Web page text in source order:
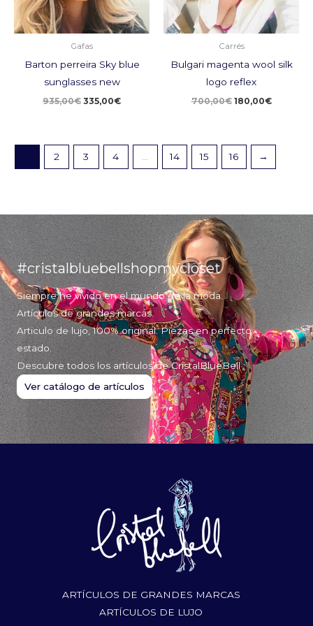
Gafas
Barton perreira Sky blue
sunglasses new
935,00€ 335,00€
Carrés
Bulgari magenta wool silk
logo reflex
700,00€ 180,00€
2 3 4 14 15 16 →
#cristalbluebellshopmycloset
Siempre he vivido en el mundo de la moda.
Artículos de grandes marcas.
Articulo de lujo, 100% original. Piezas en perfecto
estado.
Descubre todos los artículos de CristalBlueBell
Ver catálogo de artículos
ARTÍCULOS DE GRANDES MARCAS
ARTÍCULOS DE LUJO